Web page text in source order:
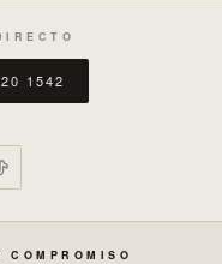
1542
COMPROMISO